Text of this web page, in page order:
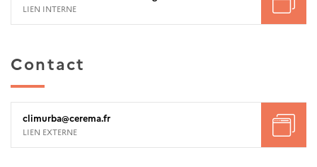
LIEN INTERNE
Contact
climurba@cerema.fr
LIEN EXTERNE